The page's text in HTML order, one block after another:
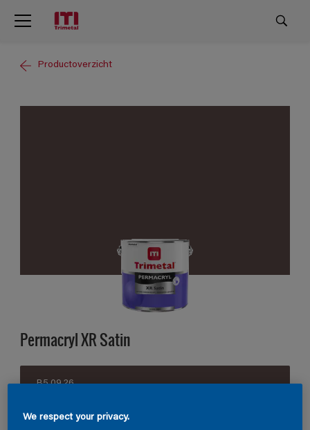
Productoverzicht
Permacryl XR Satin
B5.09.26
We respect your privacy.